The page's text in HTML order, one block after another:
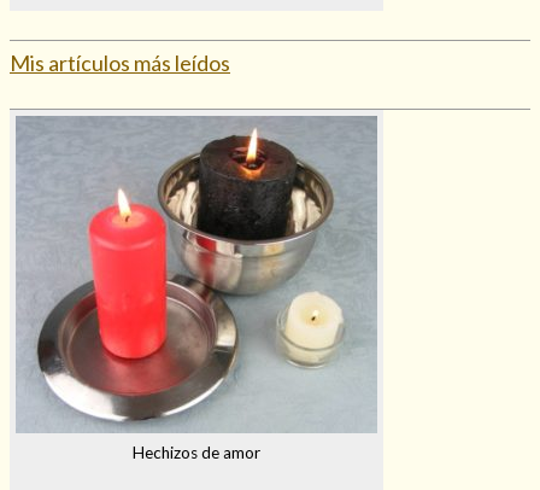
Mis artículos más leídos
Hechizos de amor